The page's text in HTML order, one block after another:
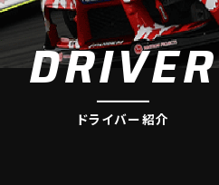
DRIVER
ドライバー紹介